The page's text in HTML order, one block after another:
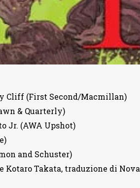
Cliff (First Second/Macmillan)
& Quarterly)
Jr. (AWA Upshot)
and Schuster)
Kotaro Takata, traduzione di Nova